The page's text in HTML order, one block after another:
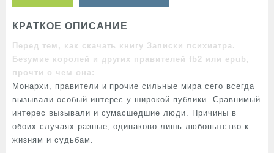
КРАТКОЕ ОПИСАНИЕ
Перед тем, как скачать книгу Записки психиатра.
Безумие королей и других правителей fb2 или epub,
прочти о чем она:
Монархи, правители и прочие сильные мира сего всегда
вызывали особый интерес у широкой публики. Сравнимый
интерес вызывали и сумасшедшие люди. Причины в
обоих случаях разные, одинаково лишь любопытство к
жизням и судьбам.